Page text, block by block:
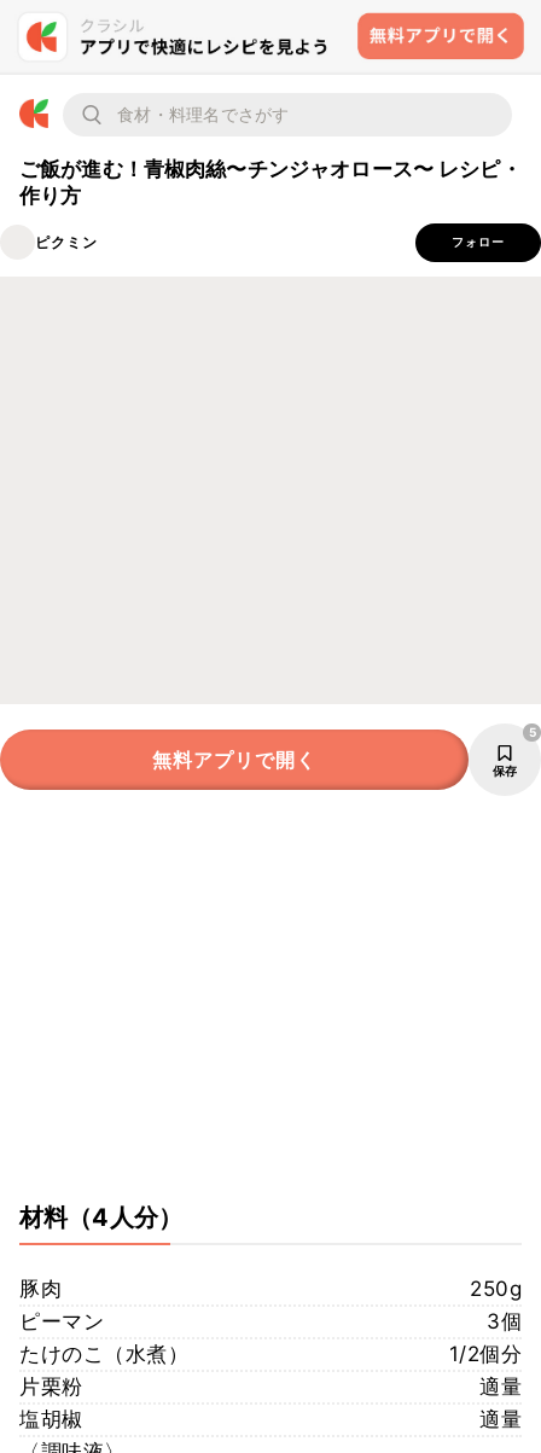
ご飯が進む！青椒肉絲〜チンジャオロース〜 レシピ・
作り方
ピクミン フォロー
無料アプリで開く 保存
5
材料（4人分）
豚肉
250g
ピーマン
3個
たけのこ（水煮）
1/2個分
片栗粉
適量
塩胡椒
適量